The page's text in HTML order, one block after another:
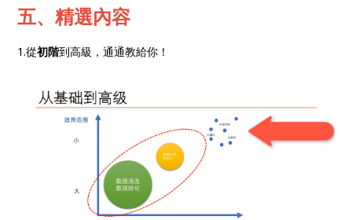
五、精選內容
1.從初階到高級，通通教給你！